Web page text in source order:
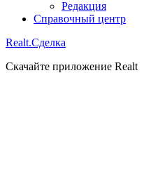
Редакция
Справочный центр
Realt.Сделка
Скачайте приложение Realt